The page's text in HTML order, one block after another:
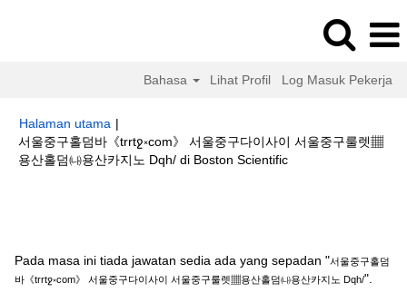
Bahasa Lihat Profil Log Masuk Pekerja
Halaman utama |
서울중구홀덤바《trrtջ༝com》 서울중구다이사이 서울중구룰렛▦
용산홀덤㈏용산카지노 Dqh/ di Boston Scientific(halaman
Pada masa ini tiada jawatan sedia ada yang sepadan "서울중구홀덤
바《trrtջ༝com》 서울중구다이사이 서울중구룰렛▦용산홀덤㈏용산카지노 Dqh/".